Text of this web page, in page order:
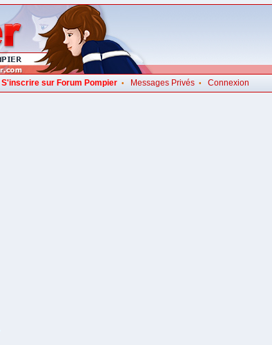
S'inscrire sur Forum Pompier• Messages Privés• Connexion